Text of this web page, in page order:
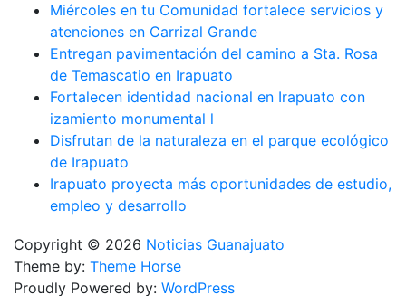
Miércoles en tu Comunidad fortalece servicios y
atenciones en Carrizal Grande
Entregan pavimentación del camino a Sta. Rosa
de Temascatio en Irapuato
Fortalecen identidad nacional en Irapuato con
izamiento monumental l
Disfrutan de la naturaleza en el parque ecológico
de Irapuato
Irapuato proyecta más oportunidades de estudio,
empleo y desarrollo
Copyright © 2026 Noticias Guanajuato
Theme by: Theme Horse
Proudly Powered by: WordPress